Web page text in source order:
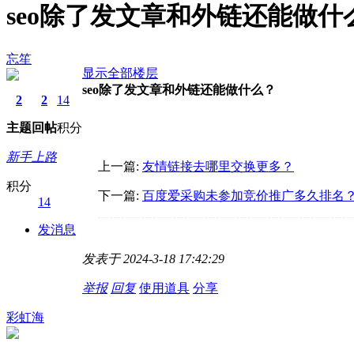
seo除了发文章和外链还能做什
忘笙
2
主题
2
回帖
14
积分
新手上路
积分
14
发消息
显示全部楼层
seo除了发文章和外链还能做什么？
上一篇: 友情链接去哪里交换更多？
下一篇: 百度爱采购未参加竞价推广多久排名
发表于 2024-3-18 17:42:29
举报 回复 使用道具 分享
彩虹海